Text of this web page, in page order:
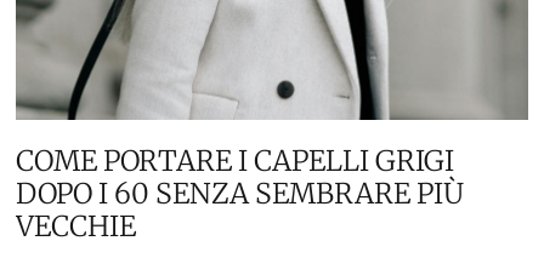
COME PORTARE I CAPELLI GRIGI
DOPO I 60 SENZA SEMBRARE PIÙ
VECCHIE